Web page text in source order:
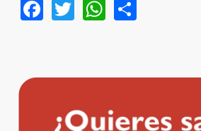
Facebook
TwitterWhatsApp